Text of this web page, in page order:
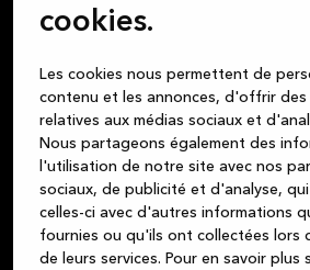
cookies.
Les cookies nous permettent de
contenu et les annonces, d'offrir
relatives aux médias sociaux et
Nous partageons également des
l'utilisation de notre site avec nos
sociaux, de publicité et d'analyse,
celles-ci avec d'autres informations
fournies ou qu'ils ont collectées lors
de leurs services. Pour en savoir
propreté et du rangement de la
dissimule l'odeur et la vue des
également plus facile de vider la
est munie d'un couvercle.
L'éclairage de la cuisine est
luminaires de cuisine peuvent être
murales ou des plafonniers, mais
possible d'installer des spots pour